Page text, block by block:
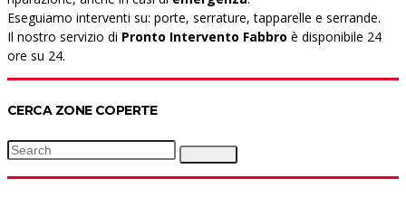
Eseguiamo interventi su: porte, serrature, tapparelle e serrande.
Il nostro servizio di Pronto Intervento Fabbro è disponibile 24
ore su 24.
CERCA ZONE COPERTE
Search
Search